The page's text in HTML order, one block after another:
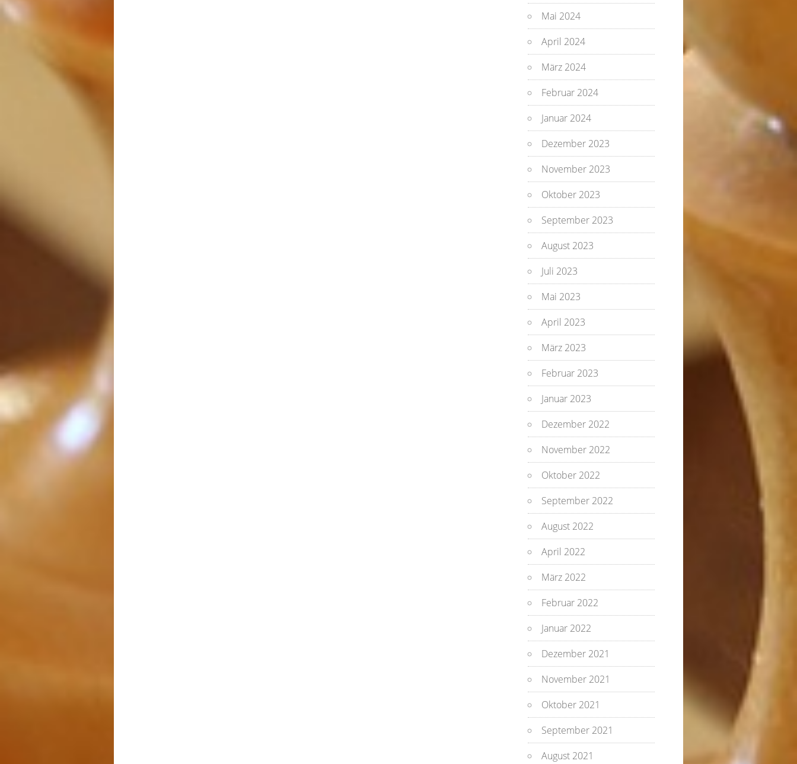
Mai 2024
April 2024
März 2024
Februar 2024
Januar 2024
Dezember 2023
November 2023
Oktober 2023
September 2023
August 2023
Juli 2023
Mai 2023
April 2023
März 2023
Februar 2023
Januar 2023
Dezember 2022
November 2022
Oktober 2022
September 2022
August 2022
April 2022
März 2022
Februar 2022
Januar 2022
Dezember 2021
November 2021
Oktober 2021
September 2021
August 2021